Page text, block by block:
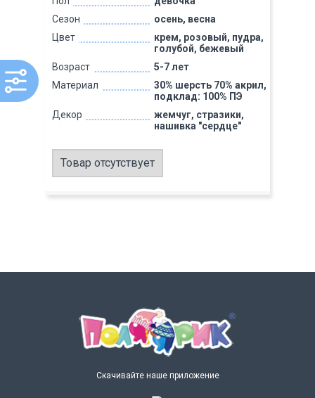
Сезон
осень, весна
Цвет
крем, розовый, пудра,
голубой, бежевый
Возраст
5-7 лет
Материал
30% шерсть 70% акрил,
подклад: 100% ПЭ
Декор
жемчуг, стразики,
нашивка "сердце"
Товар отсутствует
Скачивайте наше приложение